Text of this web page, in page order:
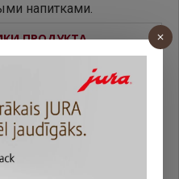
напитками.
ПРОДУКТА
birojā